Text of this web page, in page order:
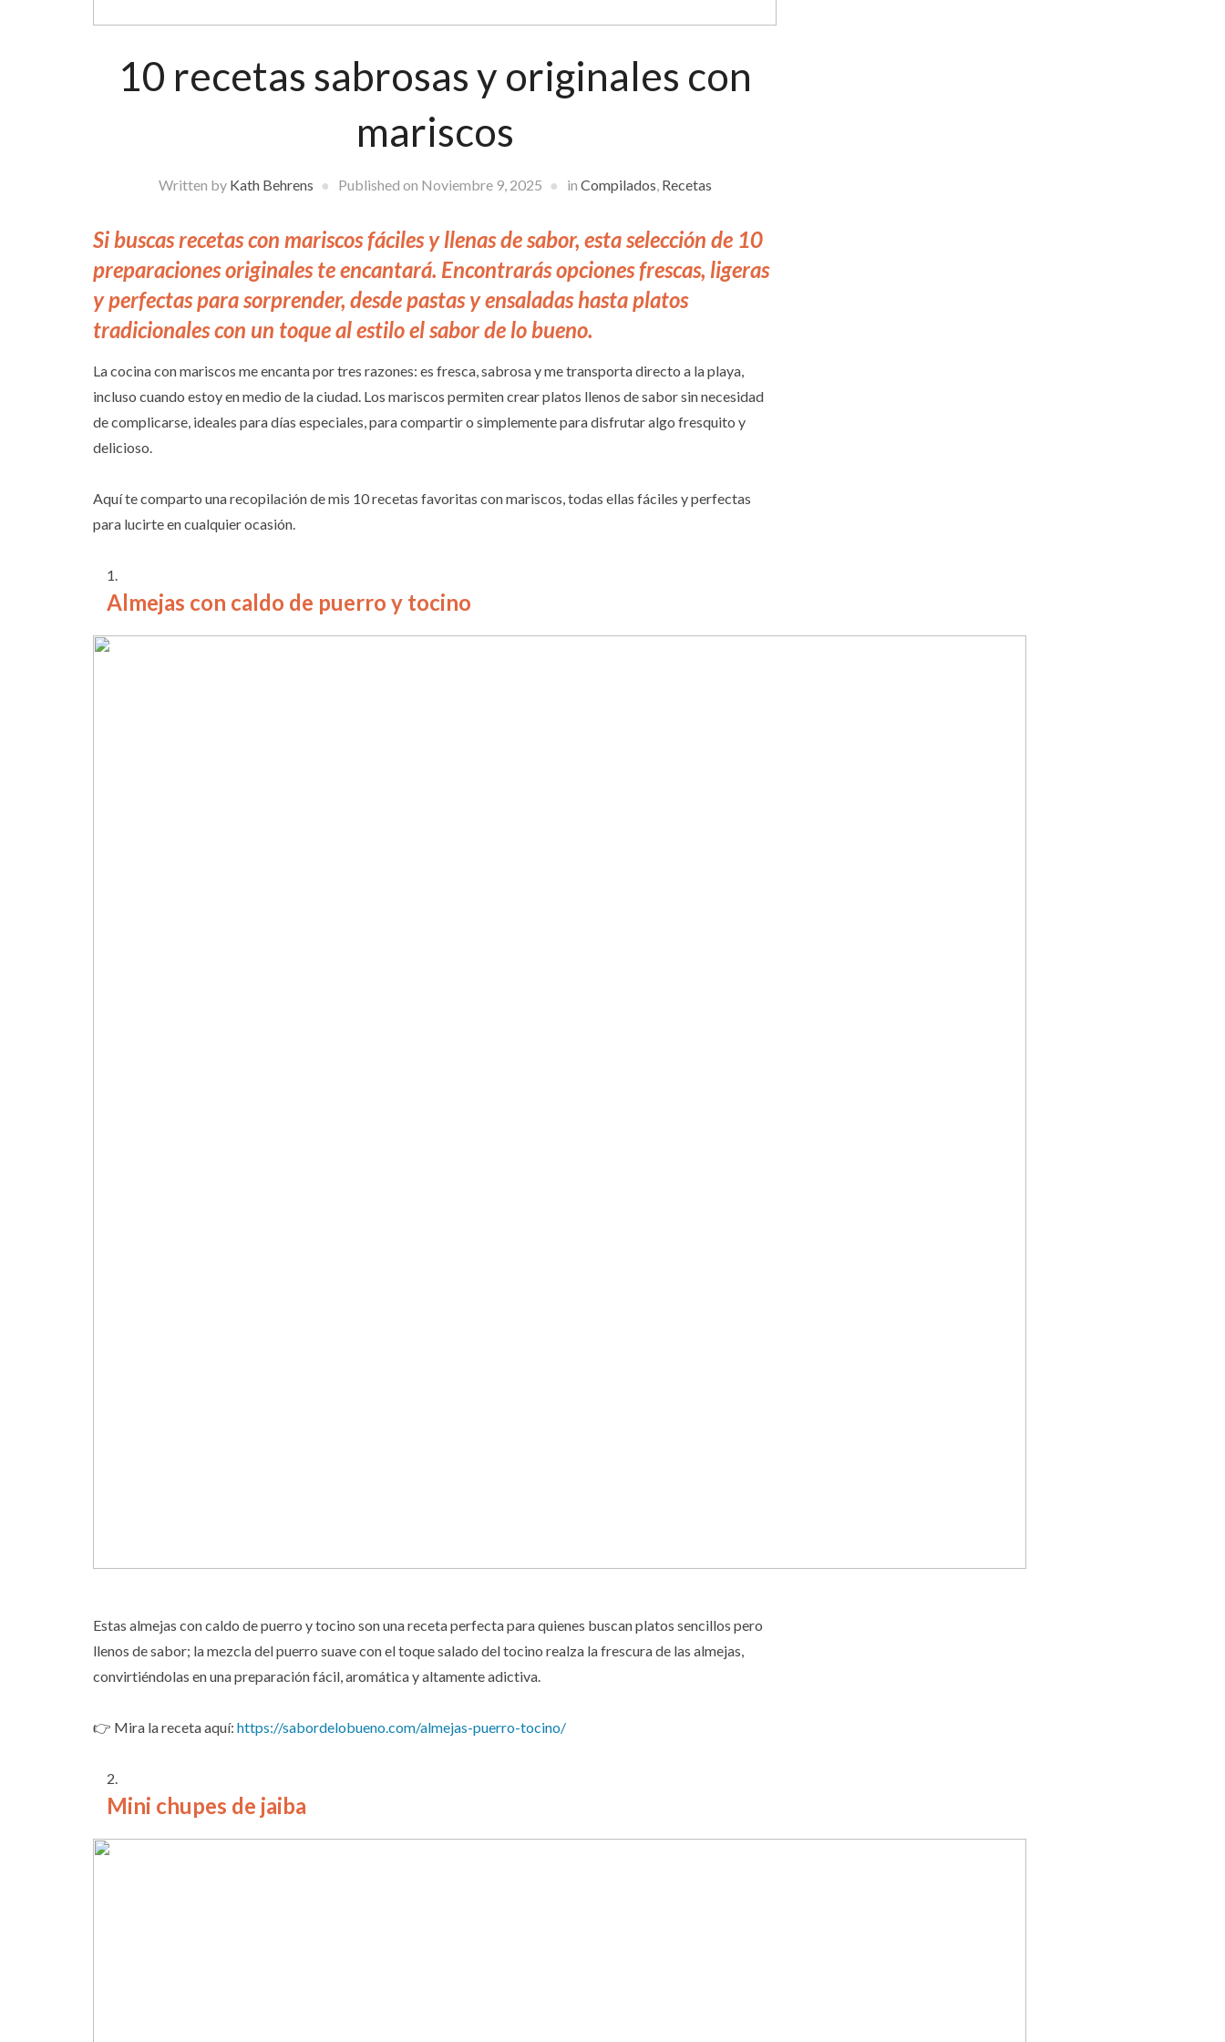
10 recetas sabrosas y originales con
mariscos
Written by Kath Behrens Published on Noviembre 9, 2025 in Compilados, Recetas
Si buscas recetas con mariscos fáciles y llenas de sabor, esta selección de 10
preparaciones originales te encantará. Encontrarás opciones frescas, ligeras
y perfectas para sorprender, desde pastas y ensaladas hasta platos
tradicionales con un toque al estilo el sabor de lo bueno.
La cocina con mariscos me encanta por tres razones: es fresca, sabrosa y me transporta directo a la playa,
incluso cuando estoy en medio de la ciudad. Los mariscos permiten crear platos llenos de sabor sin necesidad
de complicarse, ideales para días especiales, para compartir o simplemente para disfrutar algo fresquito y
delicioso.
Aquí te comparto una recopilación de mis 10 recetas favoritas con mariscos, todas ellas fáciles y perfectas
para lucirte en cualquier ocasión.
Almejas con caldo de puerro y tocino
Estas almejas con caldo de puerro y tocino son una receta perfecta para quienes buscan platos sencillos pero
llenos de sabor; la mezcla del puerro suave con el toque salado del tocino realza la frescura de las almejas,
convirtiéndolas en una preparación fácil, aromática y altamente adictiva.
👉 Mira la receta aquí: https://sabordelobueno.com/almejas-puerro-tocino/
Mini chupes de jaiba